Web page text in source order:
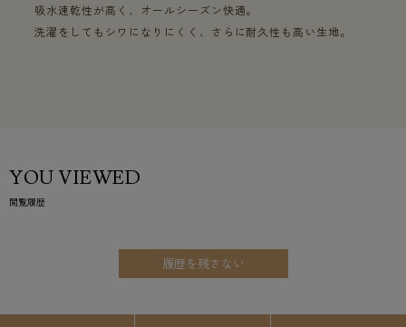
吸水速乾性が高く、オールシーズン快適。
洗濯をしてもシワになりにくく、さらに耐久性も高い生地。
YOU VIEWED
閲覧履歴
履歴を残さない